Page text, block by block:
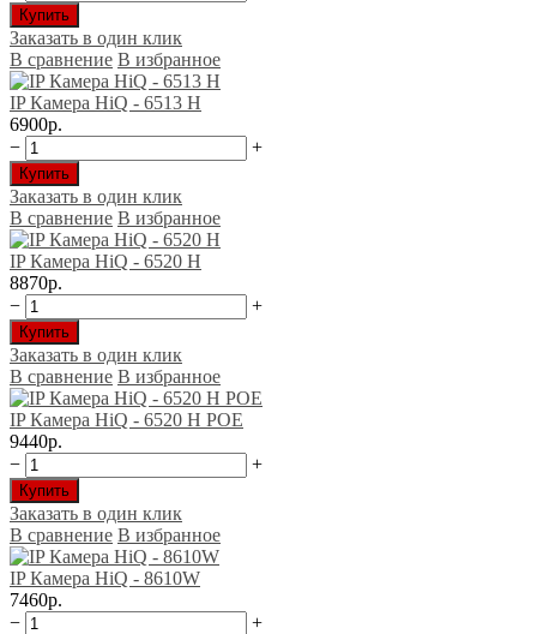
Купить
Заказать в один клик
В сравнение В избранное
IP Камера HiQ - 6513 H
6900р.
−
+
Купить
Заказать в один клик
В сравнение В избранное
IP Камера HiQ - 6520 H
8870р.
−
+
Купить
Заказать в один клик
В сравнение В избранное
IP Камера HiQ - 6520 H POE
9440р.
−
+
Купить
Заказать в один клик
В сравнение В избранное
IP Камера HiQ - 8610W
7460р.
−
+